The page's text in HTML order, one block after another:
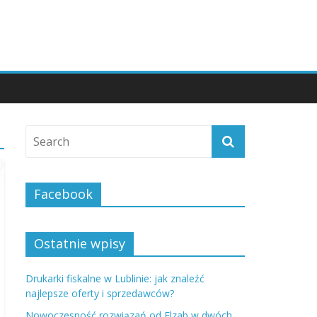
Facebook
Ostatnie wpisy
Drukarki fiskalne w Lublinie: jak znaleźć
najlepsze oferty i sprzedawców?